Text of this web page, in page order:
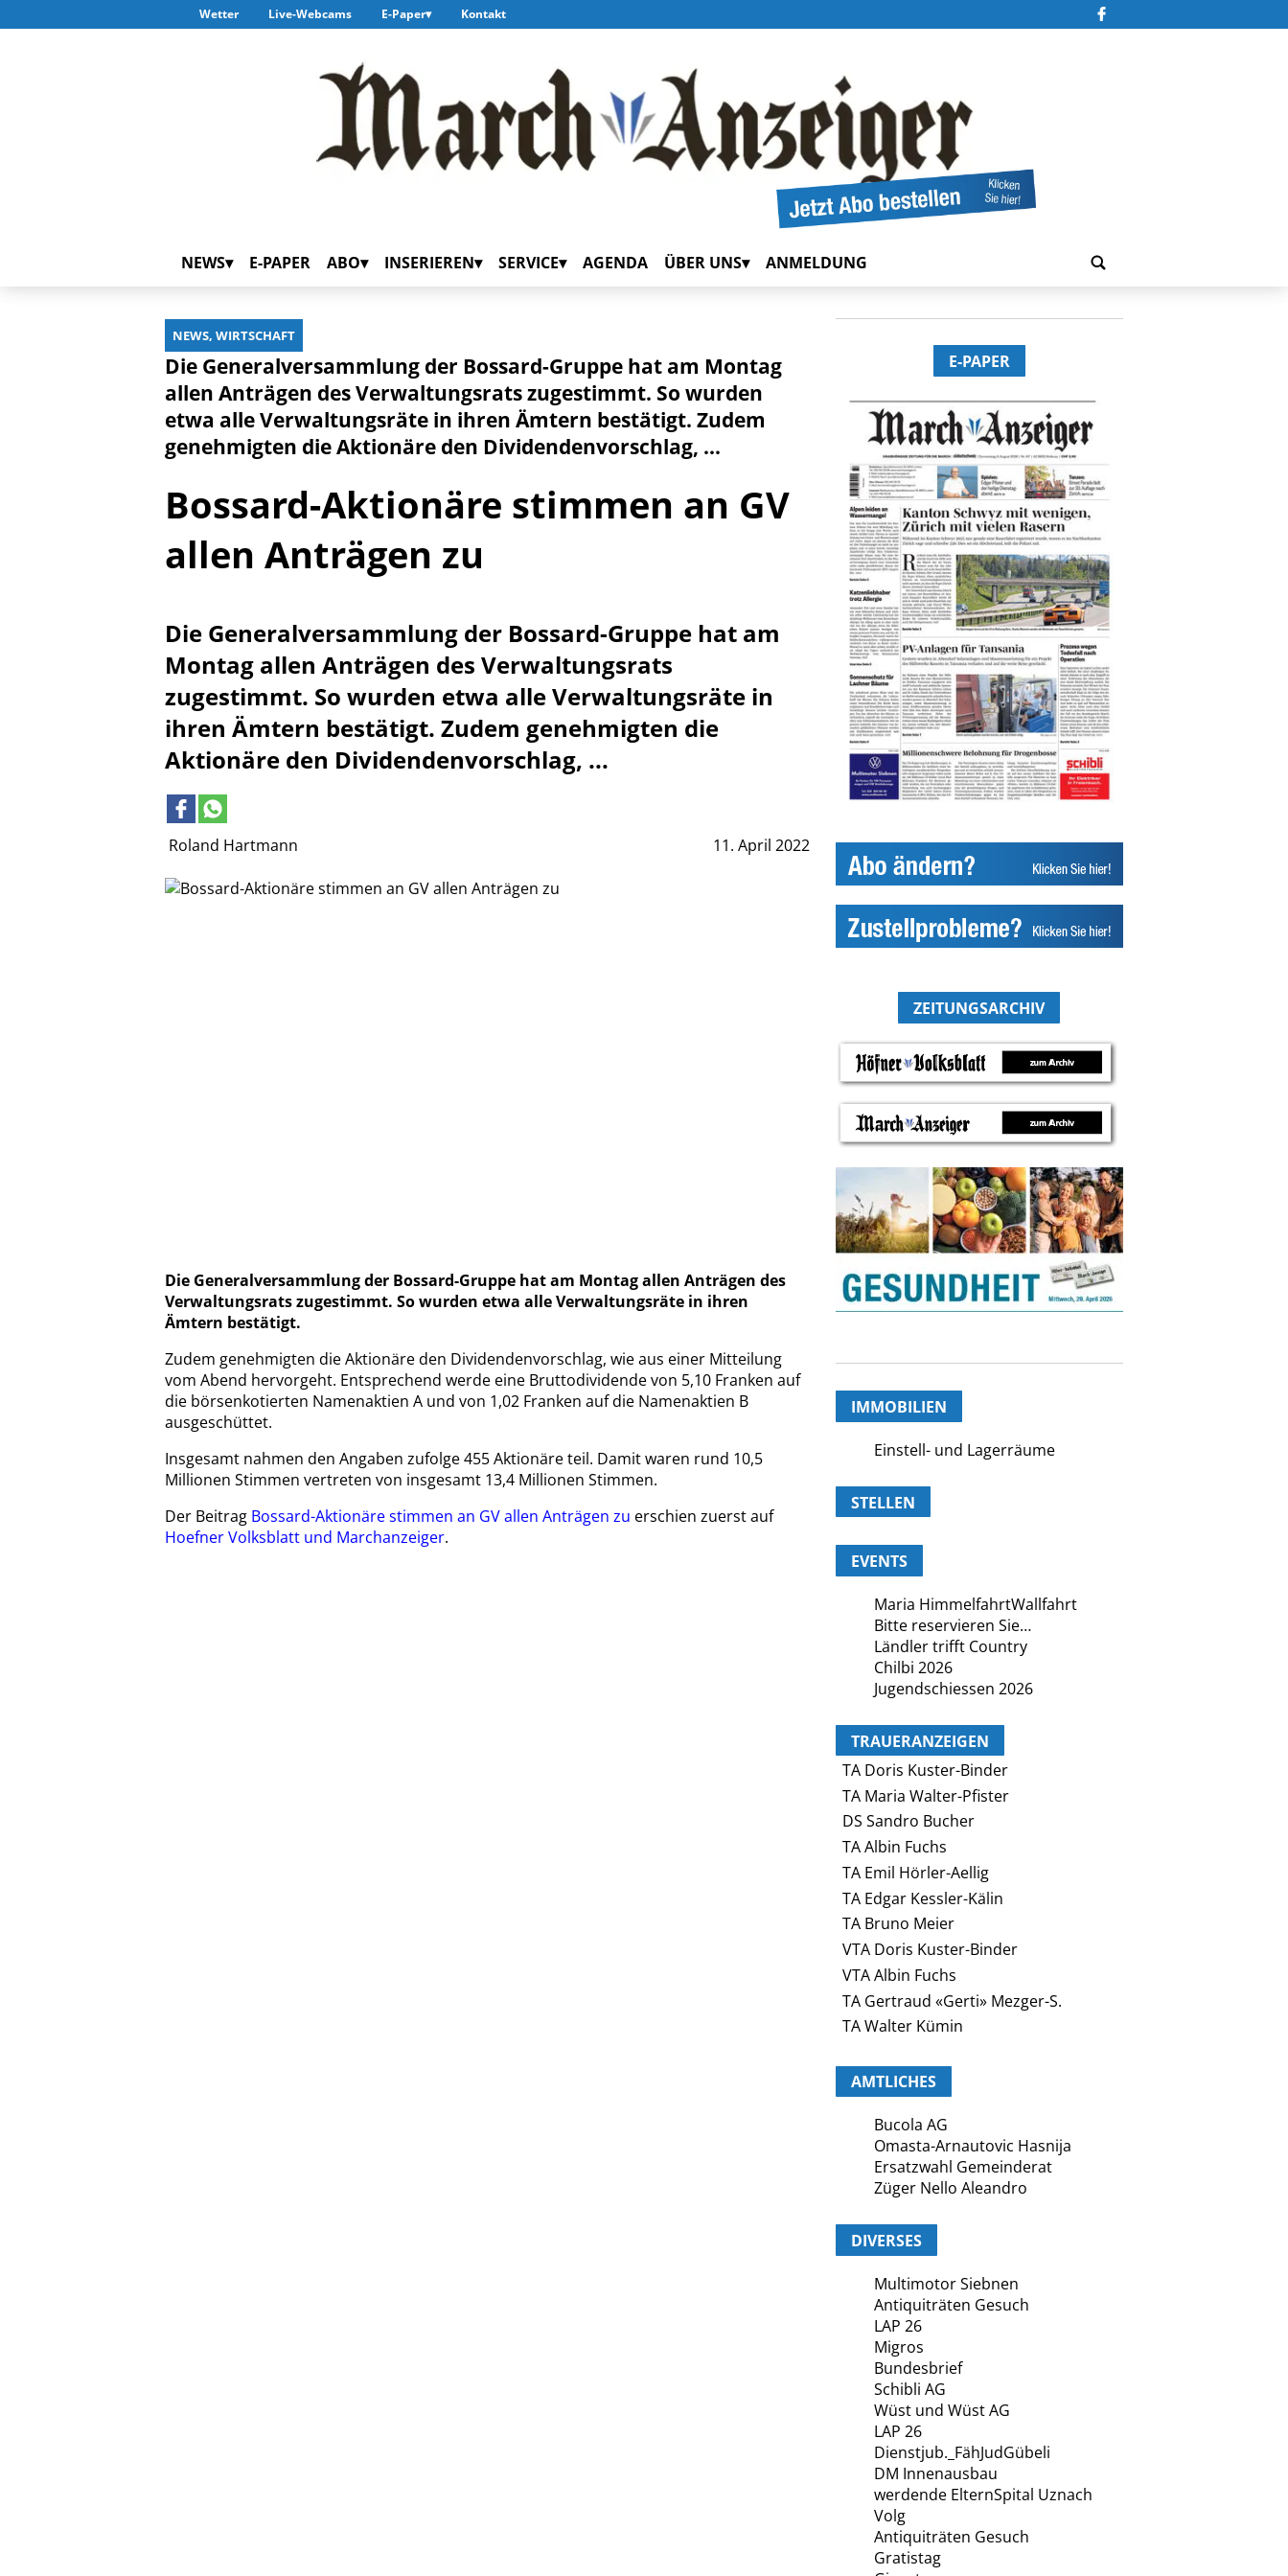
Wetter Live-Webcams E-Paper Kontakt
NEWS E-PAPER ABO INSERIEREN SERVICE AGENDA ÜBER UNS ANMELDUNG
NEWS, WIRTSCHAFT
Roland Hartmann 11. April 2022
Die Generalversammlung der Bossard-Gruppe hat am Montag
allen Anträgen des Verwaltungsrats zugestimmt. So wurden
etwa alle Verwaltungsräte in ihren Ämtern bestätigt. Zudem
genehmigten die Aktionäre den Dividendenvorschlag, ...
Bossard-Aktionäre stimmen an GV
allen Anträgen zu
Die Generalversammlung der Bossard-Gruppe hat am
Montag allen Anträgen des Verwaltungsrats
zugestimmt. So wurden etwa alle Verwaltungsräte in
ihren Ämtern bestätigt. Zudem genehmigten die
Aktionäre den Dividendenvorschlag, ...
Die Generalversammlung der Bossard-Gruppe hat am Montag allen Anträgen des
Verwaltungsrats zugestimmt. So wurden etwa alle Verwaltungsräte in ihren
Ämtern bestätigt.
Zudem genehmigten die Aktionäre den Dividendenvorschlag, wie aus einer Mitteilung
vom Abend hervorgeht. Entsprechend werde eine Bruttodividende von 5,10 Franken auf
die börsenkotierten Namenaktien A und von 1,02 Franken auf die Namenaktien B
ausgeschüttet.
Insgesamt nahmen den Angaben zufolge 455 Aktionäre teil. Damit waren rund 10,5
Millionen Stimmen vertreten von insgesamt 13,4 Millionen Stimmen.
Der Beitrag Bossard-Aktionäre stimmen an GV allen Anträgen zu erschien zuerst auf
Hoefner Volksblatt und Marchanzeiger.
E-PAPER
ZEITUNGSARCHIV
IMMOBILIEN
Einstell- und Lagerräume
STELLEN
EVENTS
Maria HimmelfahrtWallfahrt
Bitte reservieren Sie…
Ländler trifft Country
Chilbi 2026
Jugendschiessen 2026
TRAUERANZEIGEN
TA Doris Kuster-Binder
TA Maria Walter-Pfister
DS Sandro Bucher
TA Albin Fuchs
TA Emil Hörler-Aellig
TA Edgar Kessler-Kälin
TA Bruno Meier
VTA Doris Kuster-Binder
VTA Albin Fuchs
TA Gertraud «Gerti» Mezger-S.
TA Walter Kümin
AMTLICHES
Bucola AG
Omasta-Arnautovic Hasnija
Ersatzwahl Gemeinderat
Züger Nello Aleandro
DIVERSES
Multimotor Siebnen
Antiquiträten Gesuch
LAP 26
Migros
Bundesbrief
Schibli AG
Wüst und Wüst AG
LAP 26
Dienstjub._FähJudGübeli
DM Innenausbau
werdende ElternSpital Uznach
Volg
Antiquiträten Gesuch
Gratistag